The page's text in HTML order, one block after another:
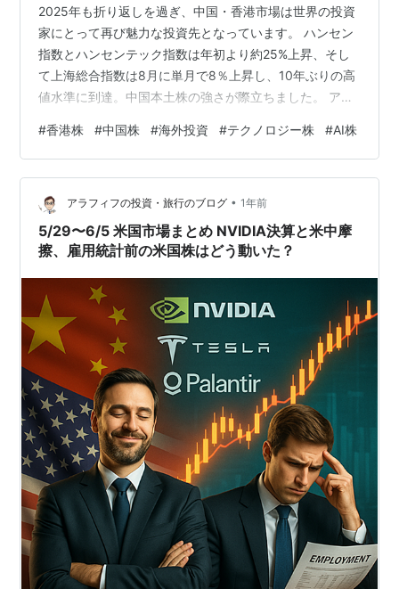
2025年も折り返しを過ぎ、中国・香港市場は世界の投資
家にとって再び魅力な投資先となっています。 ハンセン
指数とハンセンテック指数は年初より約25%上昇、そし
て上海総合指数は8月に単月で8％上昇し、10年ぶりの高
値水準に到達。中国本土株の強さが際立ちました。 アメ
らの巻き返しという側面が大きく、外国人投資家にとっ
て投資妙味を感じさせる動きになっています。
jp.reuters.com www.bloomberg.co.jp 要因は３つ。 第一
に、政府の政策支援です。 インフラ投資やAI関連事業へ
の資金投入が続き、景気刺激の姿勢が鮮明になってい
ま…
#香港株 #中国株 #海外投資 #テクノロジー株 #AI株
アラフィフの投資・旅行のブログ • 1年前
5/29〜6/5 米国市場まとめ NVIDIA決算と米中摩
擦、雇用統計前の米国株はどう動いた？